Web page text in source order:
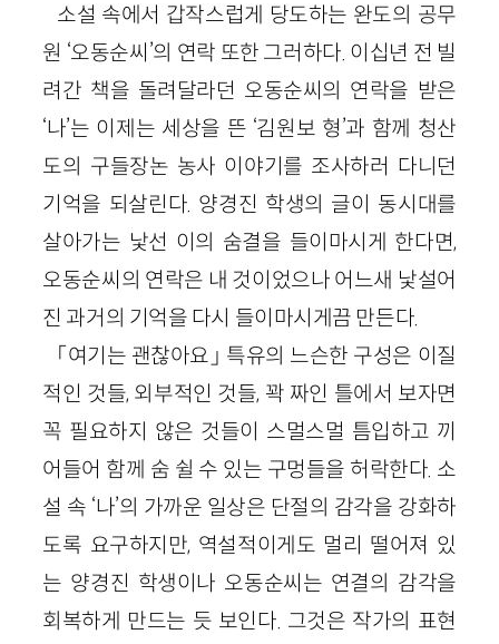
소설 속에서 갑작스럽게 당도하는 완도의 공무
원 ‘오동순씨’의 연락 또한 그러하다. 이십년 전 빌
려간 책을 돌려달라던 오동순씨의 연락을 받은
‘나’는 이제는 세상을 뜬 ‘김원보 형’과 함께 청산
도의 구들장논 농사 이야기를 조사하러 다니던
기억을 되살린다. 양경진 학생의 글이 동시대를
살아가는 낯선 이의 숨결을 들이마시게 한다면,
오동순씨의 연락은 내 것이었으나 어느새 낯설어
진 과거의 기억을 다시 들이마시게끔 만든다.
「여기는 괜찮아요」 특유의 느슨한 구성은 이질
적인 것들, 외부적인 것들, 꽉 짜인 틀에서 보자면
꼭 필요하지 않은 것들이 스멀스멀 틈입하고 끼
어들어 함께 숨 쉴 수 있는 구멍들을 허락한다. 소
설 속 ‘나’의 가까운 일상은 단절의 감각을 강화하
도록 요구하지만, 역설적이게도 멀리 떨어져 있
는 양경진 학생이나 오동순씨는 연결의 감각을
회복하게 만드는 듯 보인다. 그것은 작가의 표현